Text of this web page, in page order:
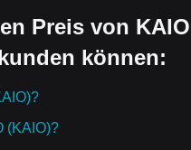
Preis von
können:
(KAIO)?